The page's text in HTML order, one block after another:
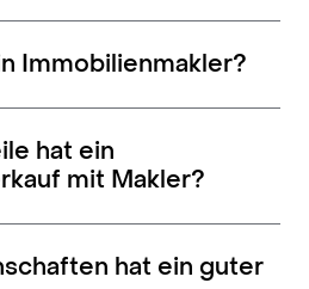
Immobilienmakler?
hat ein
mit Makler?
hat ein guter